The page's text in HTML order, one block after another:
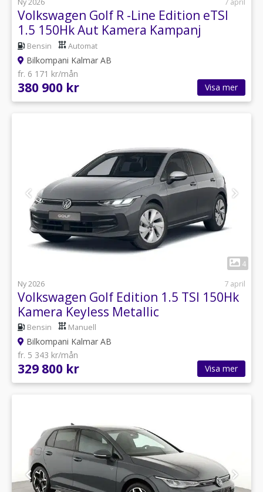
Ny 2026 7 april
Volkswagen Golf R -Line Edition eTSI
1.5 150Hk Aut Kamera Kampanj
Bensin Automat
Bilkompani Kalmar AB
fr. 6 171 kr/mån
380 900 kr Visa mer
4
Ny 2026
7 april
Volkswagen Golf Edition 1.5 TSI 150Hk
Kamera Keyless Metallic
Bensin Manuell
Bilkompani Kalmar AB
fr. 5 343 kr/mån
329 800 kr Visa mer